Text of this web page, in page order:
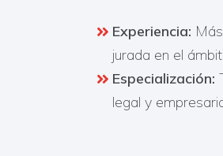
Experiencia:
jurada en el
Especialización:
legal y